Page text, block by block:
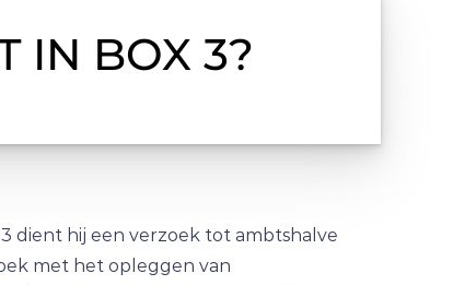
IN BOX 3?
dient hij een verzoek tot ambtshalve
met het opleggen van